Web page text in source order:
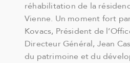
réhabilitation de la
Vienne. Un moment fort
Kovacs, Président de
Directeur Général, Jean
du patrimoine et du